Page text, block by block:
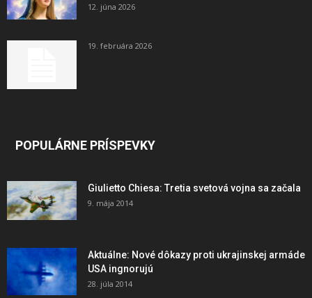
12. júna 2026
19. februára 2026
POPULÁRNE PRÍSPEVKY
Giulietto Chiesa: Tretia svetová vojna sa začala
9. mája 2014
Aktuálne: Nové dôkazy proti ukrajinskej armáde
USA ingnorujú
28. júla 2014